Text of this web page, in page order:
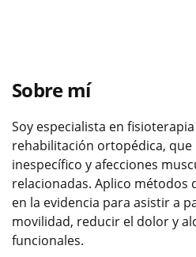
Sobre mí
Soy especialista en
rehabilitación ortopédica,
inespecífico y afecciones
relacionadas. Aplico métodos
en la evidencia para asistir a
movilidad, reducir el dolor y
funcionales.